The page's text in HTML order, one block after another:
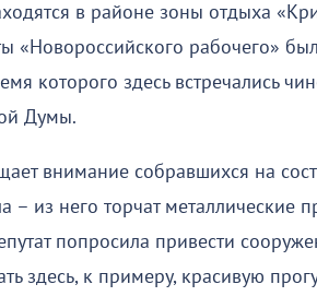
в районе зоны отдыха
«Новороссийского рабочего»
которого здесь встречались
Думы.
внимание собравшихся на
– из него торчат металлические
попросила привести
здесь, к примеру, красивую